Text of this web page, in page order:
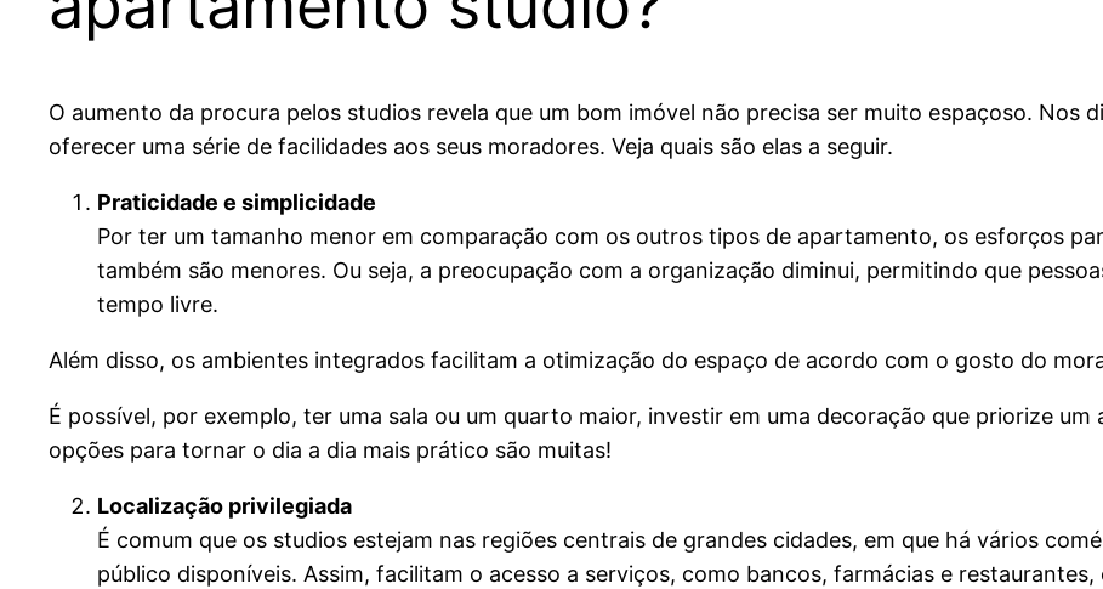
O aumento da procura pelos studios revela que um bom imóvel não precisa ser muito espaçoso. Nos
oferecer uma série de facilidades aos seus moradores. Veja quais são elas a seguir.
Praticidade e simplicidade
Por ter um tamanho menor em comparação com os outros tipos de apartamento, os esforços
também são menores. Ou seja, a preocupação com a organização diminui, permitindo que
tempo livre.
Além disso, os ambientes integrados facilitam a otimização do espaço de acordo com o gosto do
É possível, por exemplo, ter uma sala ou um quarto maior, investir em uma decoração que priorize
opções para tornar o dia a dia mais prático são muitas!
Localização privilegiada
É comum que os studios estejam nas regiões centrais de grandes cidades, em que há vários
público disponíveis. Assim, facilitam o acesso a serviços, como bancos, farmácias e